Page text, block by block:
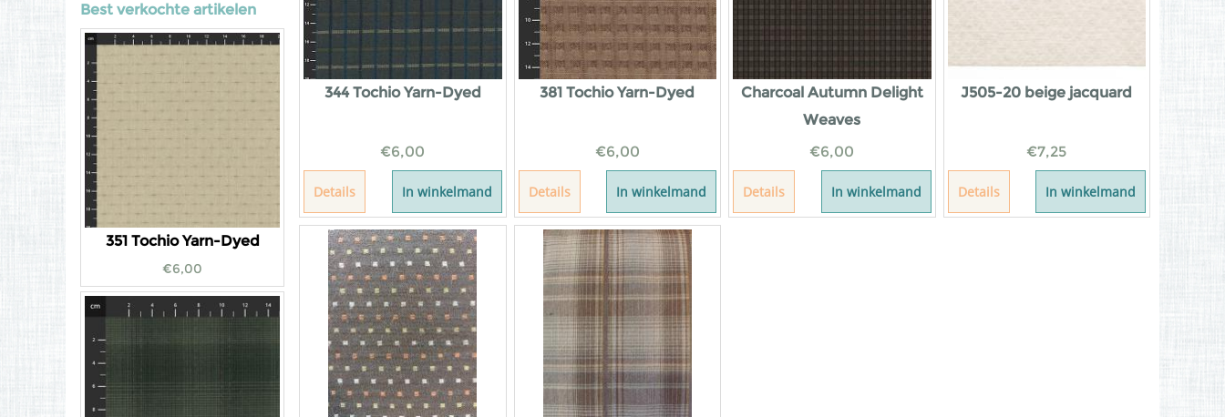
Best verkochte artikelen
351 Tochio Yarn-Dyed
€6,00
344 Tochio Yarn-Dyed
€6,00
Details In winkelmand
381 Tochio Yarn-Dyed
€6,00
Details In winkelmand
Charcoal Autumn Delight
Weaves
€6,00
Details In winkelmand
J505-20 beige jacquard
€7,25
Details In winkelmand